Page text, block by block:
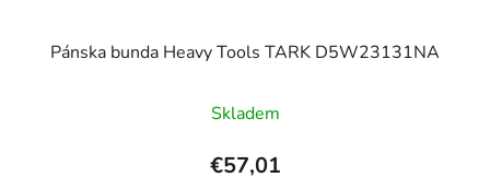
Pánska bunda Heavy Tools TARK D5W23131NA
Skladem
€57,01